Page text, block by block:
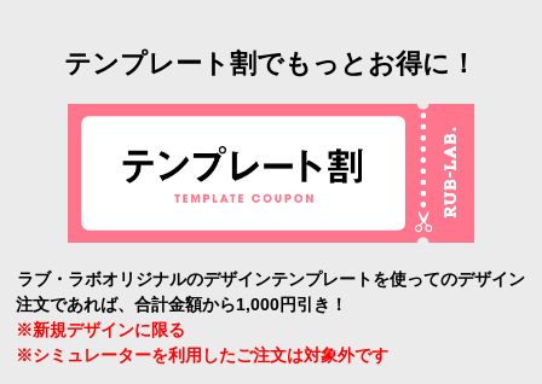
テンプレート割でもっとお得に！
ラブ・ラボオリジナルのデザインテンプレートを使ってのデザイン
注文であれば、合計金額から1,000円引き！
※新規デザインに限る
※シミュレーターを利用したご注文は対象外です